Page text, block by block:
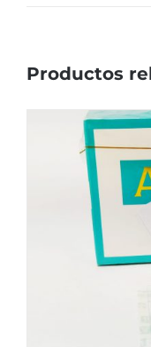
Productos